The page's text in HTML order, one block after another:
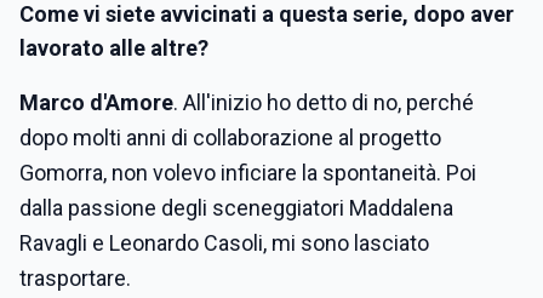
Come vi siete avvicinati a questa serie, dopo aver
lavorato alle altre?
Marco d'Amore. All'inizio ho detto di no, perché
dopo molti anni di collaborazione al progetto
Gomorra, non volevo inficiare la spontaneità. Poi
dalla passione degli sceneggiatori Maddalena
Ravagli e Leonardo Casoli, mi sono lasciato
trasportare.